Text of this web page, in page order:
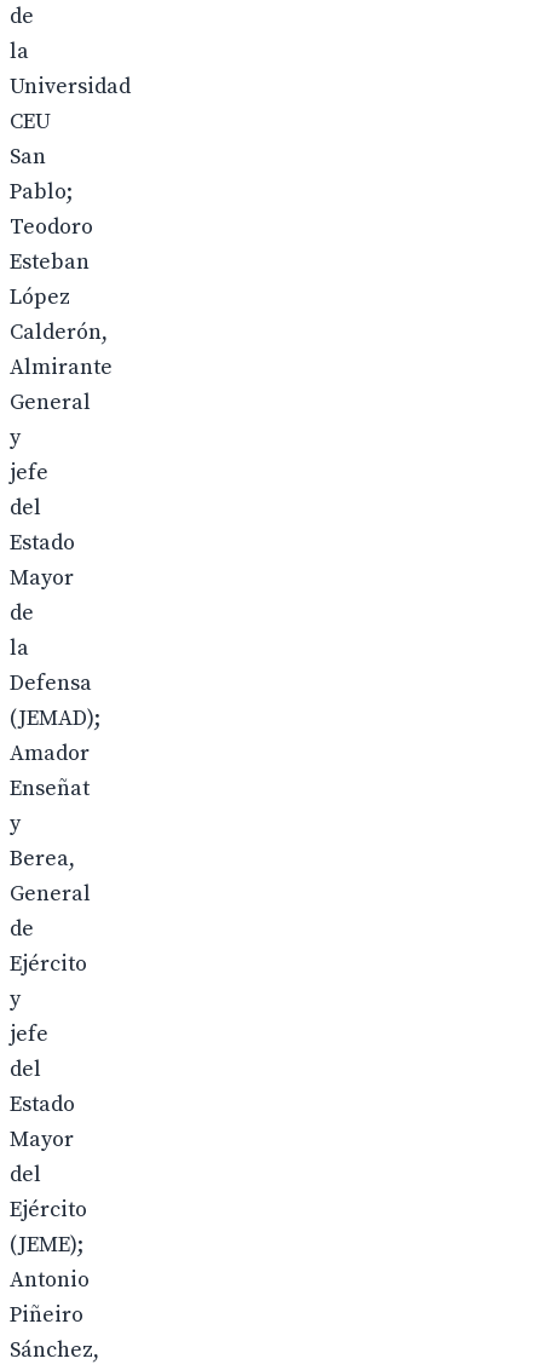
de
la
Universidad
CEU
San
Pablo;
Teodoro
Esteban
López
Calderón,
Almirante
General
y
jefe
del
Estado
Mayor
de
la
Defensa
(JEMAD);
Amador
Enseñat
y
Berea,
General
de
Ejército
y
jefe
del
Estado
Mayor
del
Ejército
(JEME);
Antonio
Piñeiro
Sánchez,